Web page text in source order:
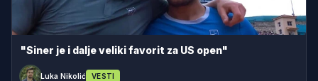
"Siner je i dalje veliki favorit za US open"
Luka Nikolić VESTI